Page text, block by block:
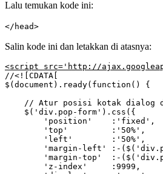
Lalu temukan kode ini:
</head>
Salin kode ini dan letakkan di atasnya:
<script src='http://
//<![CDATA[
$(document).ready(function() {
// Atur posisi kotak dialog
    $('div.pop-form').css({
        'position'    :'fixed',
        'top'         :'50%',
        'left'        :'50%',
'margin-left' :-
'margin-top'  :-
        'z-index'     :9999,